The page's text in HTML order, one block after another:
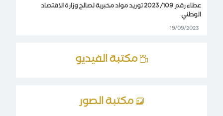
عطاء رقم 109/ 2023 توريد مواد مخبرية لصالح وزارة الاقتصاد
الوطني
19/09/2023
مكتبة الفيديو
مكتبة الصور